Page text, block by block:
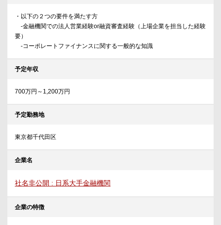
・以下の２つの要件を満たす方
-金融機関での法人営業経験or融資審査経験（上場企業を担当した経験
要）
-コーポレートファイナンスに関する一般的な知識
予定年収
700万円～1,200万円
予定勤務地
東京都千代田区
企業名
社名非公開 : 日系大手金融機関
企業の特徴